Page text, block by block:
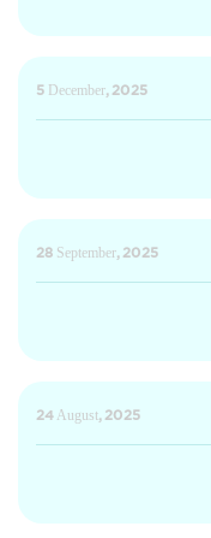
5 December, 2025
28 September, 2025
24 August, 2025